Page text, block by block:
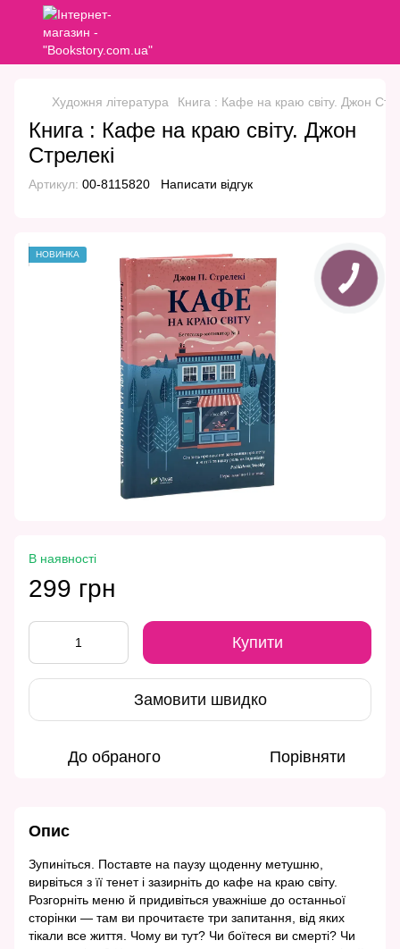
Художня література Книга : Кафе на краю світу. Джон
Книга : Кафе на краю світу. Джон
Стрелекі
Артикул: 00-8115820 Написати відгук
НОВИНКА
В наявності
299 грн
Купити
Замовити швидко
До обраного Порівняти
Опис
Зупиніться. Поставте на паузу щоденну метушню,
вирвіться з її тенет і зазирніть до кафе на краю світу.
Розгорніть меню й придивіться уважніше до останньої
сторінки — там ви прочитаєте три запитання, від яких
тікали все життя. Чому ви тут? Чи боїтеся ви смерті? Чи